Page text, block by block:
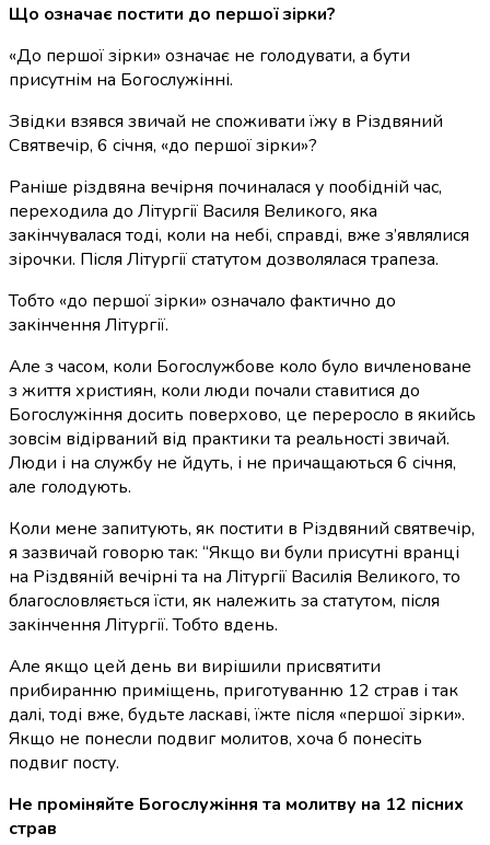
Що означає постити до першої зірки?
«До першої зірки» означає не голодувати, а бути
присутнім на Богослужінні.
Звідки взявся звичай не споживати їжу в Різдвяний
Святвечір, 6 січня, «до першої зірки»?
Раніше різдвяна вечірня починалася у пообідній час,
переходила до Літургії Василя Великого, яка
закінчувалася тоді, коли на небі, справді, вже з’являлися
зірочки. Після Літургії статутом дозволялася трапеза.
Тобто «до першої зірки» означало фактично до
закінчення Літургії.
Але з часом, коли Богослужбове коло було вичленоване
з життя християн, коли люди почали ставитися до
Богослужіння досить поверхово, це переросло в якийсь
зовсім відірваний від практики та реальності звичай.
Люди і на службу не йдуть, і не причащаються 6 січня,
але голодують.
Коли мене запитують, як постити в Різдвяний святвечір,
я зазвичай говорю так: “Якщо ви були присутні вранці
на Різдвяній вечірні та на Літургії Василія Великого, то
благословляється їсти, як належить за статутом, після
закінчення Літургії. Тобто вдень.
Але якщо цей день ви вирішили присвятити
прибиранню приміщень, приготуванню 12 страв і так
далі, тоді вже, будьте ласкаві, їжте після «першої зірки».
Якщо не понесли подвиг молитов, хоча б понесіть
подвиг посту.
Не проміняйте Богослужіння та молитву на 12 пісних
страв